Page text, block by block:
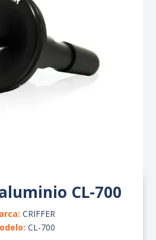
Luxómetros
de estrés térmico
de ruido
Pluviómetro
de muestreo
de calidad del agua
CL-700
CRIFFER
CL-700